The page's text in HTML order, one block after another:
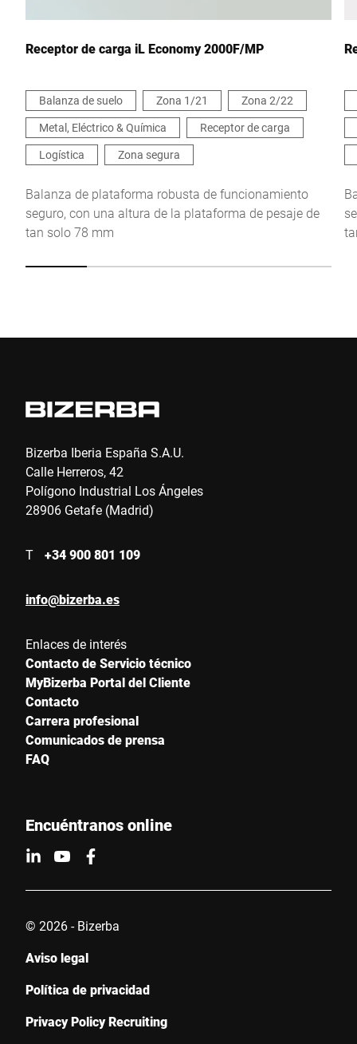
Por la presente confirmo que acepto el uso de mis datos para
procesar esta solicitud Se puede encontrar más información en
Declaración de protección de datos
Anti-Robot Verification
Receptor de carga iL Economy 2000F/MP
Balanza de suelo Zona 1/21
Zona 2/22
Metal, Eléctrico & Química
Receptor de carga
Logística
Zona segura
Balanza de plataforma robusta de funcionamiento
seguro, con una altura de la plataforma de pesaje de
tan solo 78 mm
Bizerba Iberia España S.A.U.
Calle Herreros, 42
Polígono Industrial Los Ángeles
28906 Getafe (Madrid)
T +34 900 801 109
info@bizerba.es
Enlaces de interés
Contacto de Servicio técnico
MyBizerba Portal del Cliente
Contacto
Carrera profesional
Comunicados de prensa
FAQ
Encuéntranos online
© 2026 - Bizerba
Aviso legal
Política de privacidad
Privacy Policy Recruiting